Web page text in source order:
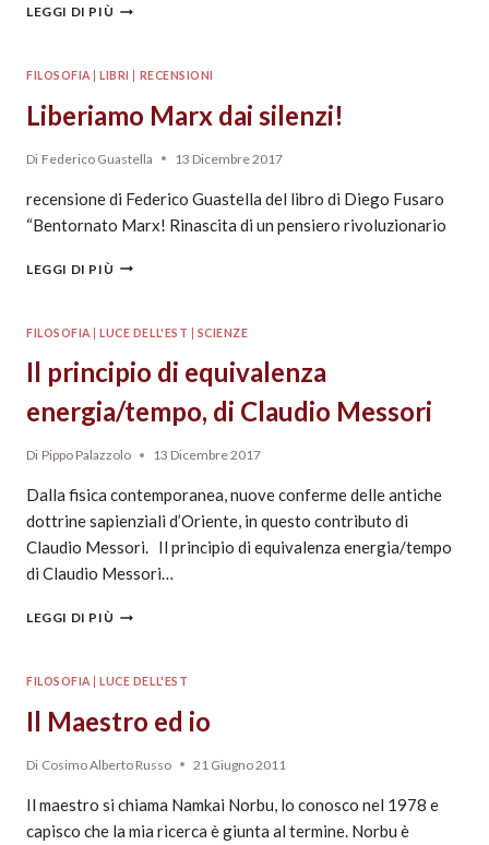
LEGGI DI PIÙ
FILOSOFIA |LIBRI RECENSIONI
Liberiamo Marx dai silenzi!
Di Federico Guastella 13 Dicembre 2017
recensione di Federico Guastella del libro di Diego Fusaro
“Bentornato Marx! Rinascita di un pensiero rivoluzionario
LEGGI DI PIÙ
FILOSOFIA |LUCE DELL'EST SCIENZE
Il principio di equivalenza
energia/tempo, di Claudio Messori
Di Pippo Palazzolo 13 Dicembre 2017
Dalla fisica contemporanea, nuove conferme delle antiche
dottrine sapienziali d’Oriente, in questo contributo di
Claudio Messori. Il principio di equivalenza energia/tempo
di Claudio Messori…
LEGGI DI PIÙ
FILOSOFIA |LUCE DELL'EST
Il Maestro ed io
Di Cosimo Alberto Russo 21 Giugno 2011
Il maestro si chiama Namkai Norbu, lo conosco nel 1978 e
capisco che la mia ricerca è giunta al termine. Norbu è